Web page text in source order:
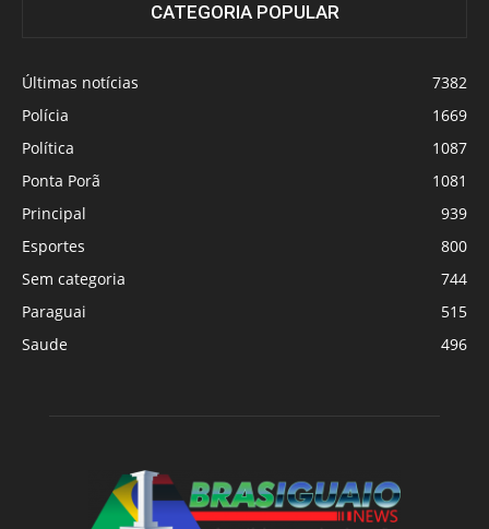
CATEGORIA POPULAR
Últimas notícias
7382
Polícia
1669
Política
1087
Ponta Porã
1081
Principal
939
Esportes
800
Sem categoria
744
Paraguai
515
Saude
496